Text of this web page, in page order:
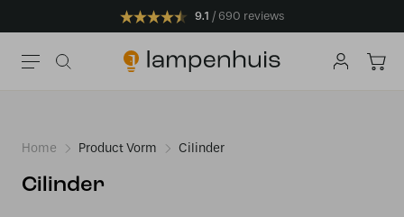
9.1 690 reviews
Home Product Vorm Cilinder
Cilinder